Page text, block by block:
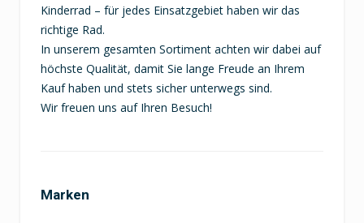
Kinderrad – für jedes Einsatzgebiet haben wir das
richtige Rad.
In unserem gesamten Sortiment achten wir dabei auf
höchste Qualität, damit Sie lange Freude an Ihrem
Kauf haben und stets sicher unterwegs sind.
Wir freuen uns auf Ihren Besuch!
Marken